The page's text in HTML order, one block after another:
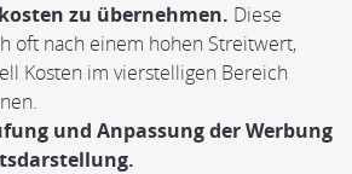
zu übernehmen. Diese
oft nach einem hohen Streitwert,
Kosten im vierstelligen Bereich
und Anpassung der Werbung